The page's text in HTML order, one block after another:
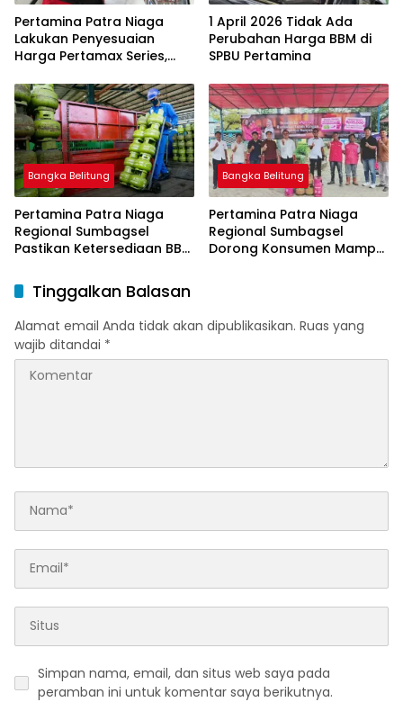
Pertamina Patra Niaga
Lakukan Penyesuaian
Harga Pertamax Series,
Subsidi Tetap
1 April 2026 Tidak Ada
Perubahan Harga BBM di
SPBU Pertamina
Bangka Belitung
Pertamina Patra Niaga
Regional Sumbagsel
Pastikan Ketersediaan BBM
Ramadan dan Menjelang
Idulfitri
Bangka Belitung
Pertamina Patra Niaga
Regional Sumbagsel
Dorong Konsumen Mampu
Tinggalkan Balasan
Alamat email Anda tidak akan dipublikasikan. Ruas yang
wajib ditandai *
Simpan nama, email, dan situs web saya pada
peramban ini untuk komentar saya berikutnya.